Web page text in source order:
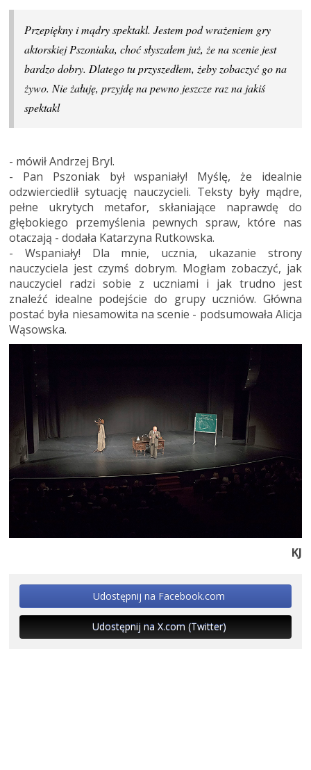
Przepiękny i mądry spektakl. Jestem pod wrażeniem gry
aktorskiej Pszoniaka, choć słyszałem już, że na scenie jest
bardzo dobry. Dlatego tu przyszedłem, żeby zobaczyć go na
żywo. Nie żałuję, przyjdę na pewno jeszcze raz na jakiś
spektakl
- mówił Andrzej Bryl.
- Pan Pszoniak był wspaniały! Myślę, że idealnie
odzwierciedlił sytuację nauczycieli. Teksty były mądre,
pełne ukrytych metafor, skłaniające naprawdę do
głębokiego przemyślenia pewnych spraw, które nas
otaczają - dodała Katarzyna Rutkowska.
- Wspaniały! Dla mnie, ucznia, ukazanie strony
nauczyciela jest czymś dobrym. Mogłam zobaczyć, jak
nauczyciel radzi sobie z uczniami i jak trudno jest
znaleźć idealne podejście do grupy uczniów. Główna
postać była niesamowita na scenie - podsumowała Alicja
Wąsowska.
KJ
Udostępnij na Facebook.com
Udostępnij na X.com (Twitter)